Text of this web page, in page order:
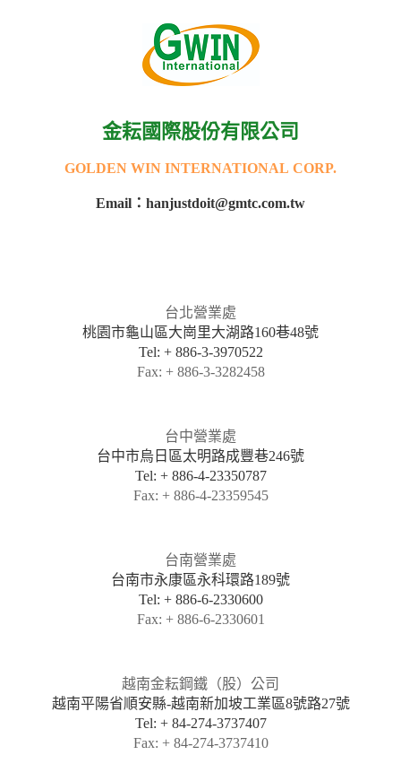
金耘國際股份有限公司
GOLDEN WIN INTERNATIONAL CORP.
Email：hanjustdoit@gmtc.com.tw
台北營業處
桃園市龜山區大崗里大湖路160巷48號
Tel: + 886-3-3970522
Fax: + 886-3-3282458
台中營業處
台中市烏日區太明路成豐巷246號
Tel: + 886-4-23350787
Fax: + 886-4-23359545
台南營業處
台南市永康區永科環路189號
Tel: + 886-6-2330600
Fax: + 886-6-2330601
越南金耘鋼鐵（股）公司
越南平陽省順安縣-越南新加坡工業區8號路27號
Tel: + 84-274-3737407
Fax: + 84-274-3737410